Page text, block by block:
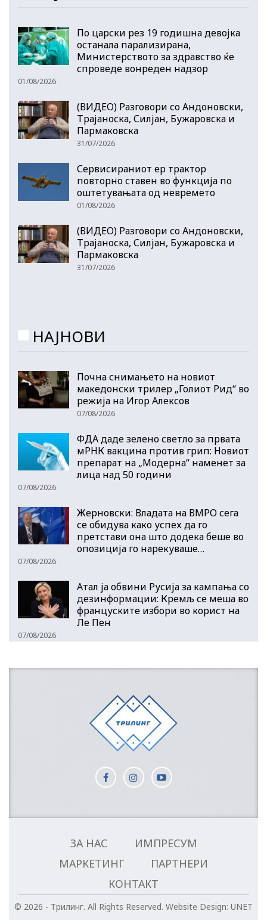
По царски рез 19 годишна девојка
останала парализирана,
Министерството за здравство ќе
спроведе вонреден надзор
01/08/2026
(ВИДЕО) Разговори со Андоновски,
Трајаноска, Силјан, Бужаровска и
Пармаковска
31/07/2026
Сервисираниот ер трактор
повторно ставен во функција по
оштетувањата од невремето
01/08/2026
(ВИДЕО) Разговори со Андоновски,
Трајаноска, Силјан, Бужаровска и
Пармаковска
31/07/2026
НАЈНОВИ
Почна снимањето на новиот
македонски трилер „Голиот Рид“ во
режија на Игор Алексов
07/08/2026
ФДА даде зелено светло за првата
мРНК вакцина против грип: Новиот
препарат на „Модерна“ наменет за
лица над 50 години
07/08/2026
Жерновски: Владата на ВМРО сега
се обидува како успех да го
претстави она што додека беше во
опозиција го нарекуваше…
07/08/2026
Атал ја обвини Русија за кампања со
дезинформации: Кремљ се меша во
француските избори во корист на
Ле Пен
07/08/2026
ЗА НАС
ИМПРЕСУМ
МАРКЕТИНГ
ПАРТНЕРИ
КОНТАКТ
© 2026 - Трилинг. All Rights Reserved. Website Design: UNET